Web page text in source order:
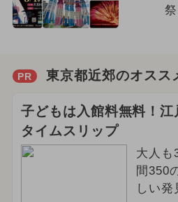
PR 東京都近郊のオスス
子どもは入館料無料！
タイムスリップ
大人
間350
しい